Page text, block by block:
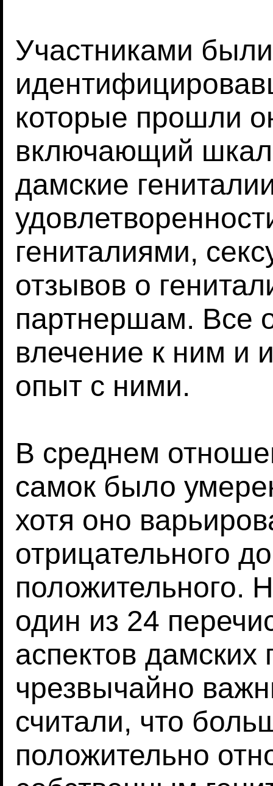
Участниками
которые прошли
включающий
дамские
гениталиями,
отзывов о
партнершам. Все
влечение к ним и
опыт с ними.
В среднем
самок было
хотя оно
отрицательного
положительного.
один из 24
аспектов дамских
чрезвычайно
считали, что
положительно